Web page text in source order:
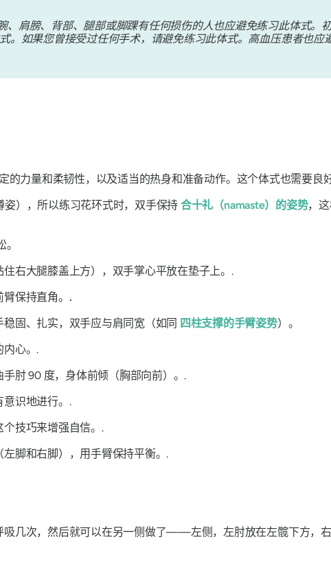
肩膀、背部、腿部或脚踝有任何损伤的人也应避免练习此体式。
。如果您曾接受过任何手术，请避免练习此体式。高血压患者也应
的力量和柔韧性，以及适当的热身和准备动作。这个体式也需要良
），所以练习花环式时，双手保持 合十礼（namaste）的姿势，
右大腿膝盖上方），双手掌心平放在垫子上。.
保持直角。 .
固、扎实，双手应与肩同宽（如同 四柱支撑的手臂姿势）。
内心。.
肘 90 度，身体前倾（胸部向前）。.
识地进行。.
技巧来增强自信。.
脚和右脚），用手臂保持平衡。.
吸几次，然后就可以在另一侧做了——左侧，左肘放在左髋下方，